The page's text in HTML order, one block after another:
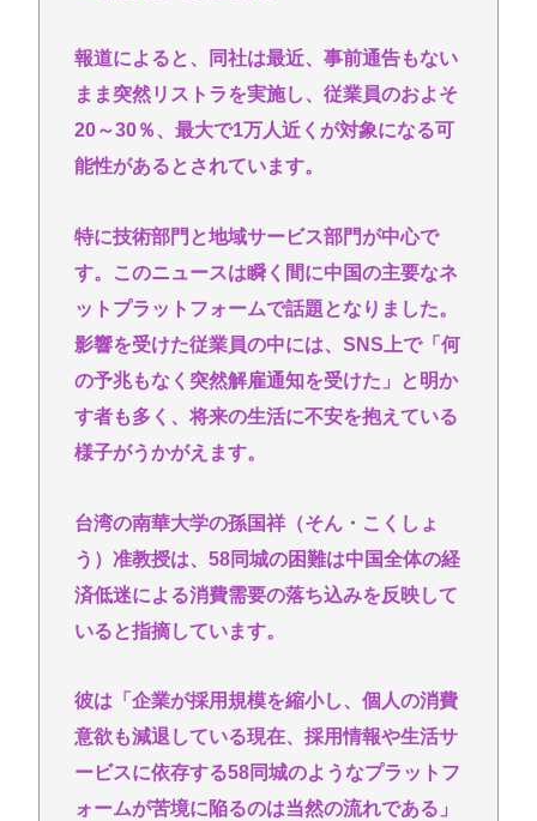
報道によると、同社は最近、事前通告もない
まま突然リストラを実施し、従業員のおよそ
20～30％、最大で1万人近くが対象になる可
能性があるとされています。
特に技術部門と地域サービス部門が中心で
す。このニュースは瞬く間に中国の主要なネ
ットプラットフォームで話題となりました。
影響を受けた従業員の中には、SNS上で「何
の予兆もなく突然解雇通知を受けた」と明か
す者も多く、将来の生活に不安を抱えている
様子がうかがえます。
台湾の南華大学の孫国祥（そん・こくしょ
う）准教授は、58同城の困難は中国全体の経
済低迷による消費需要の落ち込みを反映して
いると指摘しています。
彼は「企業が採用規模を縮小し、個人の消費
意欲も減退している現在、採用情報や生活サ
ービスに依存する58同城のようなプラットフ
ォームが苦境に陥るのは当然の流れである」